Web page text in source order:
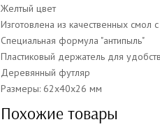
Желтый цвет
Изготовлена из качественных смол
Специальная формула "антипыль"
Пластиковый держатель для
Деревянный футляр
Размеры: 62х40х26 мм
Похожие товары